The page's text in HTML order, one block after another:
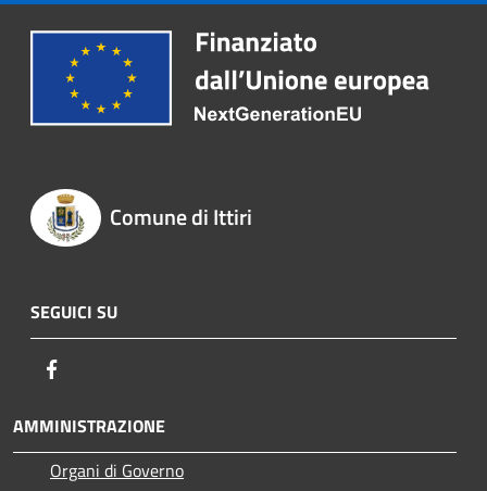
Comune di Ittiri
SEGUICI SU
AMMINISTRAZIONE
Organi di Governo